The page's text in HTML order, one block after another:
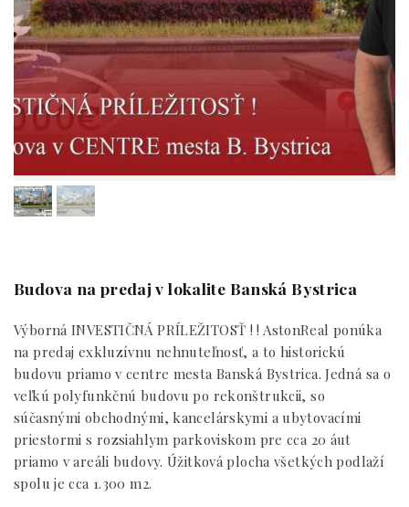
Budova na predaj v lokalite Banská Bystrica
Výborná INVESTIČNÁ PRÍLEŽITOSŤ ! ! AstonReal ponúka
na predaj exkluzívnu nehnuteľnosť, a to historickú
budovu priamo v centre mesta Banská Bystrica. Jedná sa o
veľkú polyfunkčnú budovu po rekonštrukcii, so
súčasnými obchodnými, kancelárskymi a ubytovacími
priestormi s rozsiahlym parkoviskom pre cca 20 áut
priamo v areáli budovy. Úžitková plocha všetkých podlaží
spolu je cca 1.300 m2.